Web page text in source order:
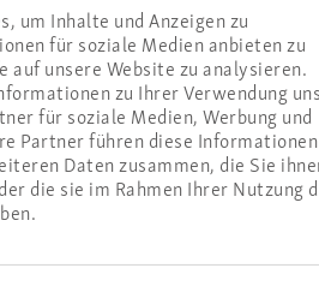
um Inhalte und Anzeigen zu
für soziale Medien anbieten zu
auf unsere Website zu analysieren.
zu Ihrer Verwendung
für soziale Medien, Werbung und
Partner führen diese Informationen
Daten zusammen, die Sie
die sie im Rahmen Ihrer Nutzung
Tinnitustherapie